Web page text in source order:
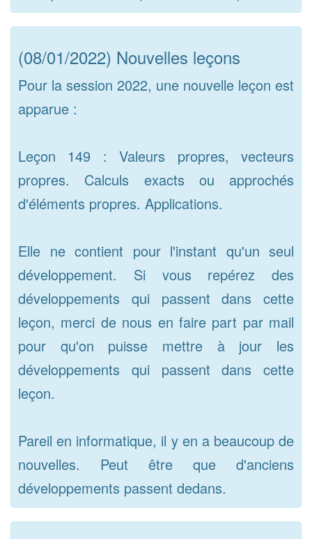
(08/01/2022) Nouvelles leçons
Pour la session 2022, une nouvelle leçon est
apparue :
Leçon 149 : Valeurs propres, vecteurs
propres. Calculs exacts ou approchés
d'éléments propres. Applications.
Elle ne contient pour l'instant qu'un seul
développement. Si vous repérez des
développements qui passent dans cette
leçon, merci de nous en faire part par mail
pour qu'on puisse mettre à jour les
développements qui passent dans cette
leçon.
Pareil en informatique, il y en a beaucoup de
nouvelles. Peut être que d'anciens
développements passent dedans.